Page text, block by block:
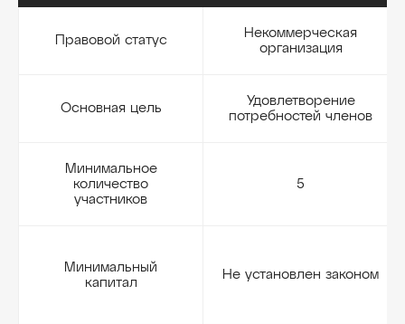
Правовой статус
Некоммерческая
организация
Основная цель
Удовлетворение
потребностей членов
Минимальное
количество
участников
5
Минимальный
капитал
Не установлен законом